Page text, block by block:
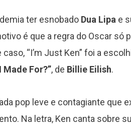
ter esnobado Dua Lipa e
é que a regra do Oscar
“I’m Just Ken” foi a
Made For?”, de Billie Eilish.
pop leve e contagiante que
Na letra, Ken canta sobre